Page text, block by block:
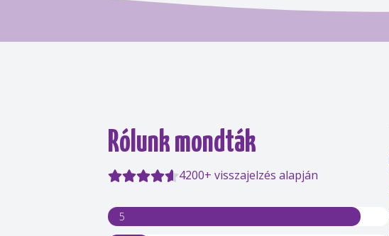
Rólunk mondták
4200+ visszajelzés alapján
5